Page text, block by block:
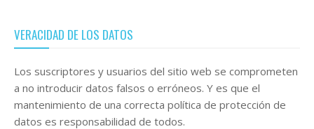
VERACIDAD DE LOS DATOS
Los suscriptores y usuarios del sitio web se comprometen
a no introducir datos falsos o erróneos. Y es que el
mantenimiento de una correcta política de protección de
datos es responsabilidad de todos.